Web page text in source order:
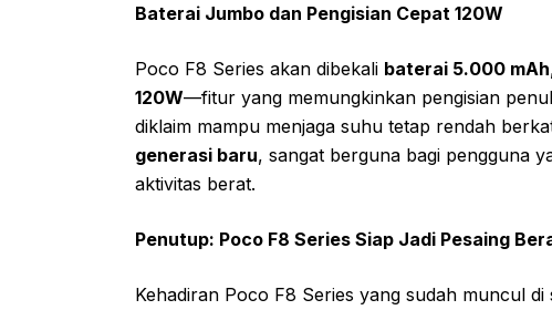
Baterai Jumbo dan Pengisian Cepat 120W
Poco F8 Series akan dibekali baterai 5.000 mAh
120W—fitur yang memungkinkan pengisian
diklaim mampu menjaga suhu tetap rendah
generasi baru, sangat berguna bagi pengguna
aktivitas berat.
Penutup: Poco F8 Series Siap Jadi Pesaing
Kehadiran Poco F8 Series yang sudah muncul